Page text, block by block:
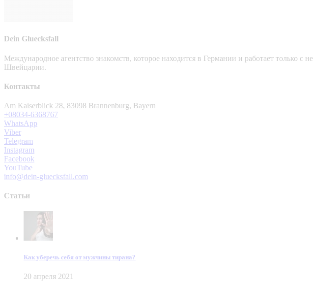
Dein Gluecksfall
Международное агентство знакомств, которое находится в Германии и работает
Швейцарии.
Контакты
Am Kaiserblick 28, 83098 Brannenburg, Bayern
+08034-6368767
WhatsApp
Viber
Telegram
Instagram
Facebook
YouTube
info@dein-gluecksfall.com
Статьи
Как уберечь себя от мужчины тирана?
20 апреля 2021